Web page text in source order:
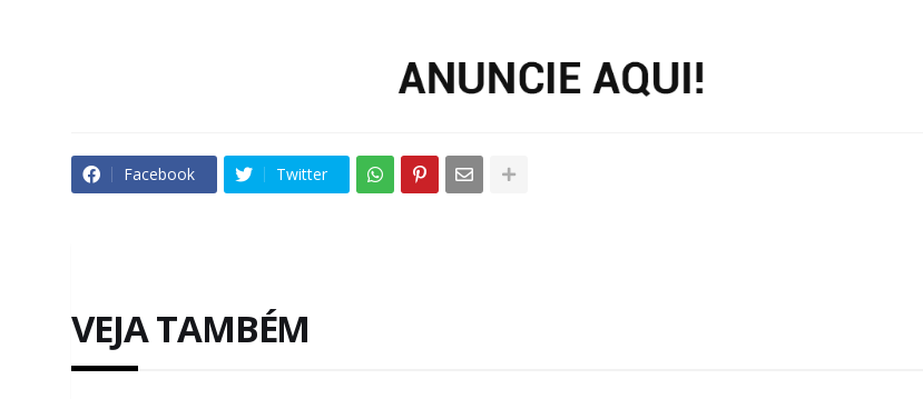
Facebook Twitter
VEJA TAMBÉM